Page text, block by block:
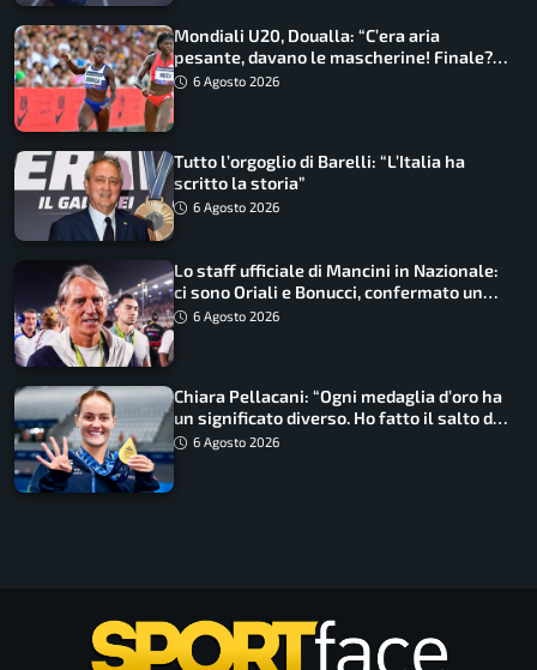
Mondiali U20, Doualla: “C’era aria
pesante, davano le mascherine! Finale?
Non ho nulla da perdere”
6 Agosto 2026
Tutto l’orgoglio di Barelli: “L’Italia ha
scritto la storia”
6 Agosto 2026
Lo staff ufficiale di Mancini in Nazionale:
ci sono Oriali e Bonucci, confermato un
ritorno
6 Agosto 2026
Chiara Pellacani: “Ogni medaglia d’oro ha
un significato diverso. Ho fatto il salto di
qualità”
6 Agosto 2026